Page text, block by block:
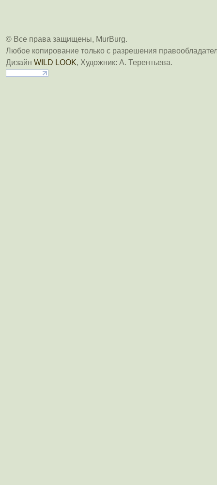
© Все права защищены, MurBurg.
Любое копирование только с разрешения
Дизайн WILD LOOK, Художник: А. Терентьева.